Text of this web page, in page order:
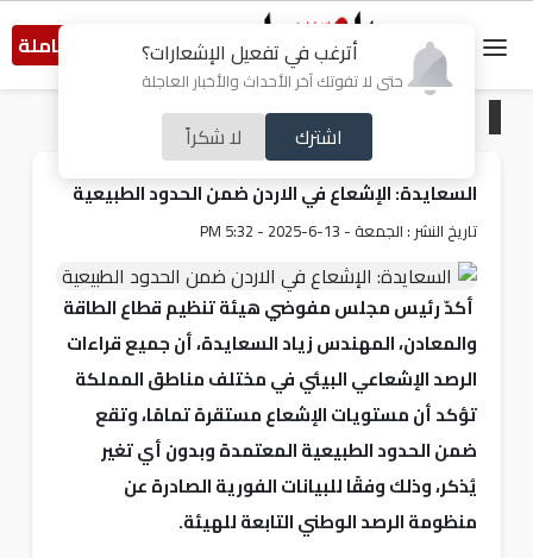
أترغب في تفعيل الإشعارات؟
حتى لا تفوتك آخر الأحداث والأخبار العاجلة
اشترك لا شكراً
النسخة الكاملة
أردنيات
السعايدة: الإشعاع في الاردن ضمن الحدود الطبيعية
تاريخ النشر : الجمعة - 13-6-2025 - 5:32 PM
أكدّ رئيس مجلس مفوضي هيئة تنظيم قطاع الطاقة
والمعادن، المهندس زياد السعايدة، أن جميع قراءات
الرصد الإشعاعي البيئي في مختلف مناطق المملكة
تؤكد أن مستويات الإشعاع مستقرة تمامًا، وتقع
ضمن الحدود الطبيعية المعتمدة وبدون أي تغير
يُذكر، وذلك وفقًا للبيانات الفورية الصادرة عن
منظومة الرصد الوطني التابعة للهيئة.